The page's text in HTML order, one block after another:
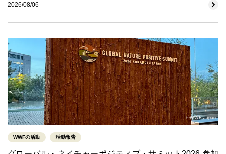
2026/08/06
©WWF-Japan
WWFの活動 活動報告